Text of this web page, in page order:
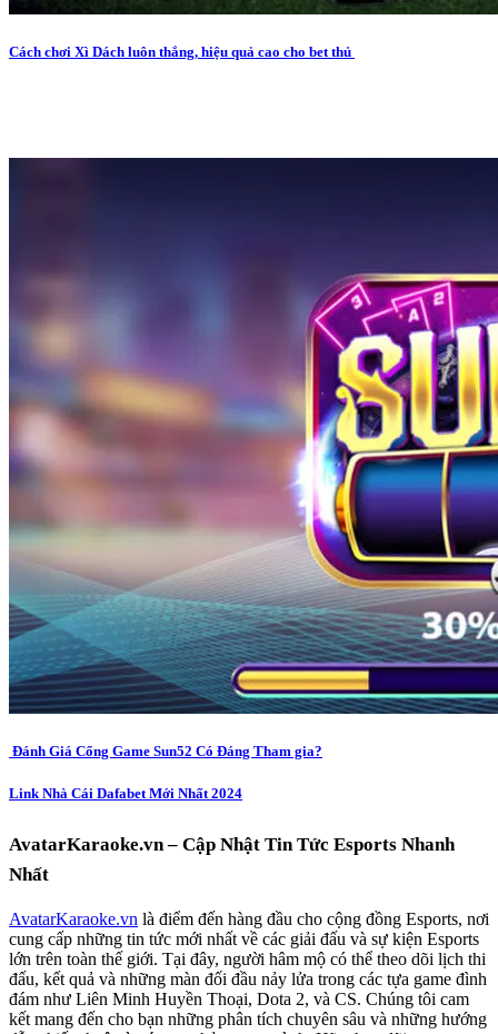
Cách chơi Xì Dách luôn thắng, hiệu quả cao cho bet thủ
Đánh Giá Cổng Game Sun52 Có Đáng Tham gia?
Link Nhà Cái Dafabet Mới Nhất 2024
AvatarKaraoke.vn – Cập Nhật Tin Tức Esports Nhanh
Nhất
AvatarKaraoke.vn là điểm đến hàng đầu cho cộng đồng Esports, nơi
cung cấp những tin tức mới nhất về các giải đấu và sự kiện Esports
lớn trên toàn thế giới. Tại đây, người hâm mộ có thể theo dõi lịch thi
đấu, kết quả và những màn đối đầu nảy lửa trong các tựa game đình
đám như Liên Minh Huyền Thoại, Dota 2, và CS. Chúng tôi cam
kết mang đến cho bạn những phân tích chuyên sâu và những hướng